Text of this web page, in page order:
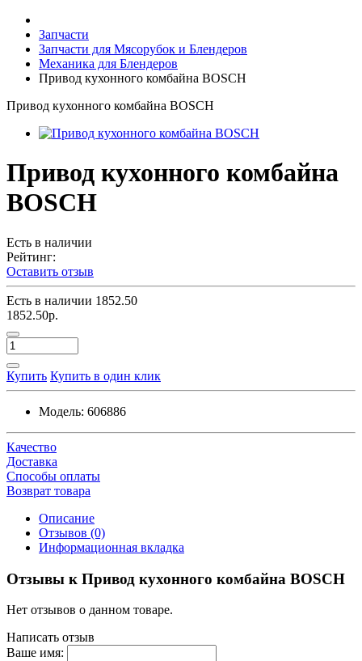
Запчасти
Запчасти для Мясорубок и Блендеров
Механика для Блендеров
Привод кухонного комбайна BOSCH
Привод кухонного комбайна BOSCH
Привод кухонного комбайна
BOSCH
Есть в наличии
Рейтинг:
Оставить отзыв
Есть в наличии 1852.50
1852.50р.
Купить Купить в один клик
Модель: 606886
Качество
Доставка
Способы оплаты
Возврат товара
Описание
Отзывов (0)
Информационная вкладка
Отзывы к Привод кухонного комбайна BOSCH
Нет отзывов о данном товаре.
Написать отзыв
Ваше имя: